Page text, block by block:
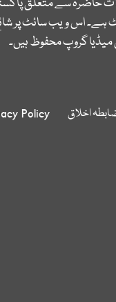
حاضرہ سے متعلق
ہے۔ اس ویب سائٹ پر
گروپ محفوظ ہیں۔
اخلاق Policy